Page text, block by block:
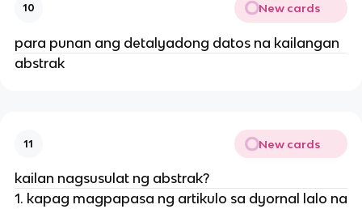
10 New cards
para punan ang detalyadong datos na kailangan
abstrak
11 New cards
kailan nagsusulat ng abstrak?
1. kapag magpapasa ng artikulo sa dyornal lalo na